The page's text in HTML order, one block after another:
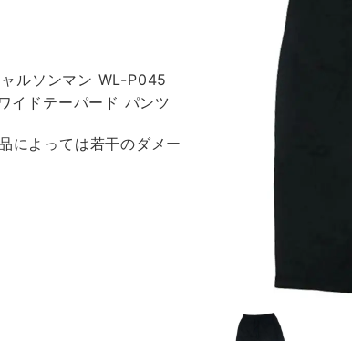
ルソンマン WL-P045
イドテーパード パンツ
によっては若干のダメー